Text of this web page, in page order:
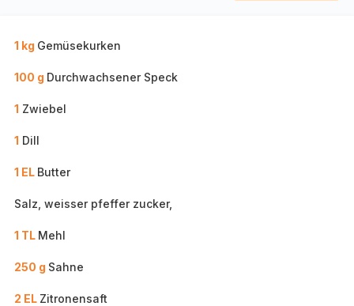
1 kg Gemüsekurken
100 g Durchwachsener Speck
1 Zwiebel
1 Dill
1 EL Butter
Salz, weisser pfeffer zucker,
1 TL Mehl
250 g Sahne
2 EL Zitronensaft